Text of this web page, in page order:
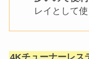
レイとして